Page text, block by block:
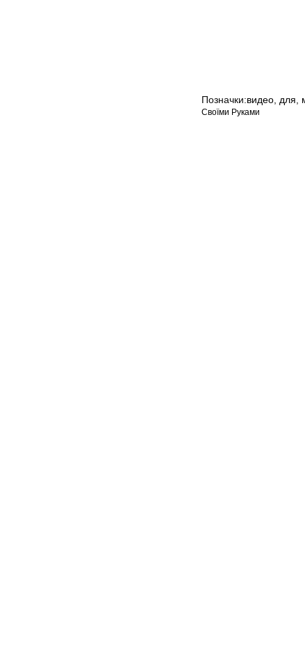
Позначки:видео, для,
Своїми Руками